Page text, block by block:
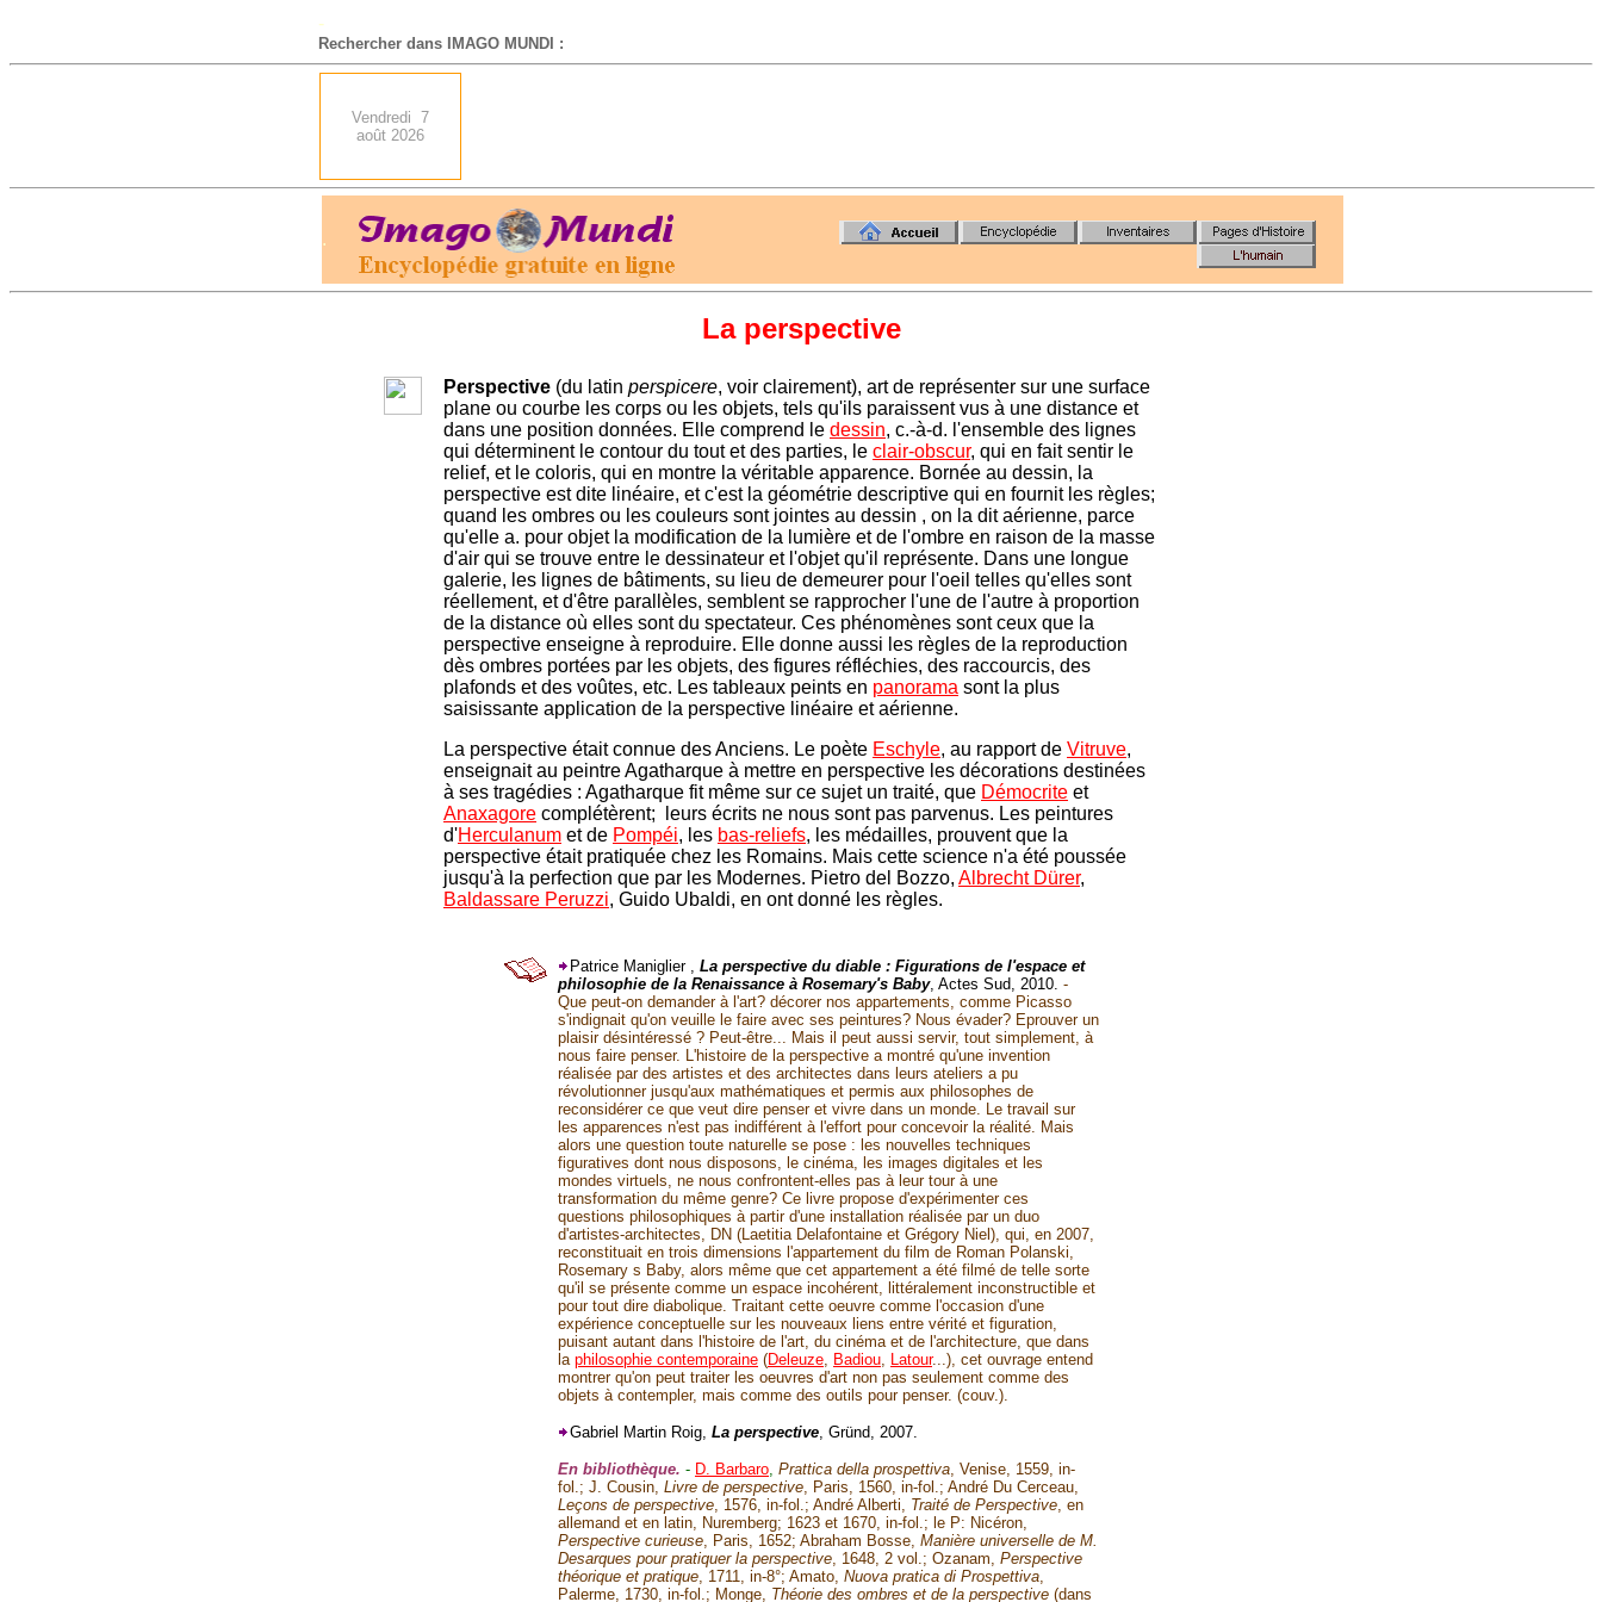
-
Rechercher dans IMAGO MUNDI :
Vendredi 7
août 2026
.
La perspective
Perspective (du latin perspicere, voir clairement), art de représenter sur une surface
plane ou courbe les corps ou les objets, tels qu'ils paraissent vus à une distance et
dans une position données. Elle comprend le dessin, c.-à-d. l'ensemble des lignes
qui déterminent le contour du tout et des parties, le clair-obscur, qui en fait sentir le
relief, et le coloris, qui en montre la véritable apparence. Bornée au dessin, la
perspective est dite linéaire, et c'est la géométrie descriptive qui en fournit les règles;
quand les ombres ou les couleurs sont jointes au dessin , on la dit aérienne, parce
qu'elle a. pour objet la modification de la lumière et de l'ombre en raison de la masse
d'air qui se trouve entre le dessinateur et l'objet qu'il représente. Dans une longue
galerie, les lignes de bâtiments, su lieu de demeurer pour l'oeil telles qu'elles sont
réellement, et d'être parallèles, semblent se rapprocher l'une de l'autre à proportion
de la distance où elles sont du spectateur. Ces phénomènes sont ceux que la
perspective enseigne à reproduire. Elle donne aussi les règles de la reproduction
dès ombres portées par les objets, des figures réfléchies, des raccourcis, des
plafonds et des voûtes, etc. Les tableaux peints en panorama sont la plus
saisissante application de la perspective linéaire et aérienne.
La perspective était connue des Anciens. Le poète Eschyle, au rapport de Vitruve,
enseignait au peintre Agatharque à mettre en perspective les décorations destinées
à ses tragédies : Agatharque fit même sur ce sujet un traité, que Démocrite et
Anaxagore complétèrent; leurs écrits ne nous sont pas parvenus. Les peintures
d'Herculanum et de Pompéi, les bas-reliefs, les médailles, prouvent que la
perspective était pratiquée chez les Romains. Mais cette science n'a été poussée
jusqu'à la perfection que par les Modernes. Pietro del Bozzo, Albrecht Dürer,
Baldassare Peruzzi, Guido Ubaldi, en ont donné les règles.
Patrice Maniglier , La perspective du diable : Figurations de l'espace et
philosophie de la Renaissance à Rosemary's Baby, Actes Sud, 2010. -
Que peut-on demander à l'art? décorer nos appartements, comme Picasso
s'indignait qu'on veuille le faire avec ses peintures? Nous évader? Eprouver un
plaisir désintéressé ? Peut-être... Mais il peut aussi servir, tout simplement, à
nous faire penser. L'histoire de la perspective a montré qu'une invention
réalisée par des artistes et des architectes dans leurs ateliers a pu
révolutionner jusqu'aux mathématiques et permis aux philosophes de
reconsidérer ce que veut dire penser et vivre dans un monde. Le travail sur
les apparences n'est pas indifférent à l'effort pour concevoir la réalité. Mais
alors une question toute naturelle se pose : les nouvelles techniques
figuratives dont nous disposons, le cinéma, les images digitales et les
mondes virtuels, ne nous confrontent-elles pas à leur tour à une
transformation du même genre? Ce livre propose d'expérimenter ces
questions philosophiques à partir d'une installation réalisée par un duo
d'artistes-architectes, DN (Laetitia Delafontaine et Grégory Niel), qui, en 2007,
reconstituait en trois dimensions l'appartement du film de Roman Polanski,
Rosemary s Baby, alors même que cet appartement a été filmé de telle sorte
qu'il se présente comme un espace incohérent, littéralement inconstructible et
pour tout dire diabolique. Traitant cette oeuvre comme l'occasion d'une
expérience conceptuelle sur les nouveaux liens entre vérité et figuration,
puisant autant dans l'histoire de l'art, du cinéma et de l'architecture, que dans
la philosophie contemporaine (Deleuze, Badiou, Latour...), cet ouvrage entend
montrer qu'on peut traiter les oeuvres d'art non pas seulement comme des
objets à contempler, mais comme des outils pour penser. (couv.).
Gabriel Martin Roig, La perspective, Gründ, 2007.
En bibliothèque. - D. Barbaro, Prattica della prospettiva, Venise, 1559, in-
fol.; J. Cousin, Livre de perspective, Paris, 1560, in-fol.; André Du Cerceau,
Leçons de perspective, 1576, in-fol.; André Alberti, Traité de Perspective, en
allemand et en latin, Nuremberg; 1623 et 1670, in-fol.; le P: Nicéron,
Perspective curieuse, Paris, 1652; Abraham Bosse, Manière universelle de M.
Desarques pour pratiquer la perspective, 1648, 2 vol.; Ozanam, Perspective
théorique et pratique, 1711, in-8°; Amato, Nuova pratica di Prospettiva,
Palerme, 1730, in-fol.; Monge, Théorie des ombres et de la perspective (dans